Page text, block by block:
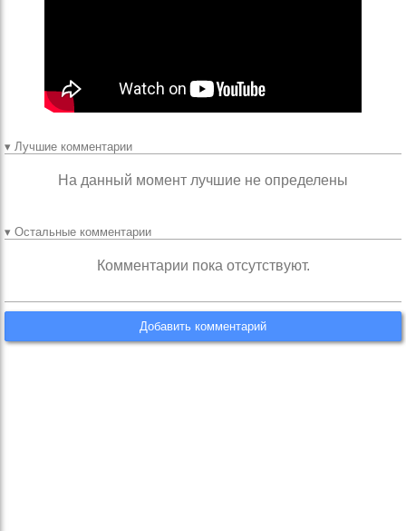
▾ Лучшие комментарии
На данный момент лучшие не определены
▾ Остальные комментарии
Комментарии пока отсутствуют.
Добавить комментарий